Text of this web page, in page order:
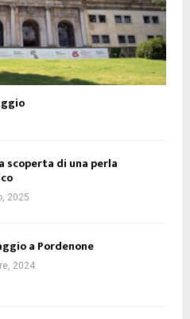
scoperta di una perla
2025
a Pordenone
2024